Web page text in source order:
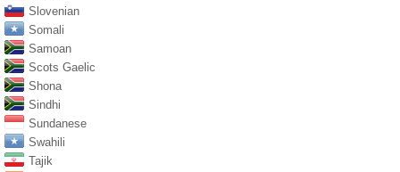
Slovenian
Somali
Samoan
Scots Gaelic
Shona
Sindhi
Sundanese
Swahili
Tajik